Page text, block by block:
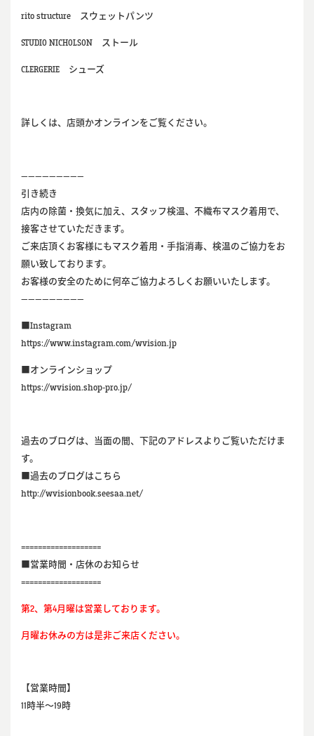
rito structure スウェットパンツ
STUDIO NICHOLSON ストール
CLERGERIE シューズ
詳しくは、店頭かオンラインをご覧ください。
—————————
引き続き
店内の除菌・換気に加え、スタッフ検温、不織布マスク着用で、
接客させていただきます。
ご来店頂くお客様にもマスク着用・手指消毒、検温のご協力をお
願い致しております。
お客様の安全のために何卒ご協力よろしくお願いいたします。
—————————
■Instagram
https://www.instagram.com/wvision.jp
■オンラインショップ
https://wvision.shop-pro.jp/
過去のブログは、当面の間、下記のアドレスよりご覧いただけま
す。
■過去のブログはこちら
http://wvisionbook.seesaa.net/
===================
■営業時間・店休のお知らせ
===================
第2、第4月曜は営業しております。
月曜お休みの方は是非ご来店ください。
【営業時間】
11時半～19時